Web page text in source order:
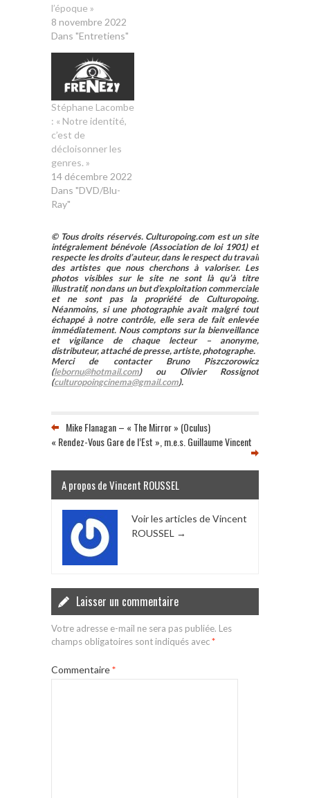
l’époque »
8 novembre 2022
Dans "Entretiens"
Stéphane Lacombe
: « Notre identité,
c’est de
décloisonner les
genres. »
14 décembre 2022
Dans "DVD/Blu-
Ray"
© Tous droits réservés. Culturopoing.com est un site
intégralement bénévole (Association de loi 1901) et
respecte les droits d’auteur, dans le respect du travail
des artistes que nous cherchons à valoriser. Les
photos visibles sur le site ne sont là qu’à titre
illustratif, non dans un but d’exploitation commerciale
et ne sont pas la propriété de Culturopoing.
Néanmoins, si une photographie avait malgré tout
échappé à notre contrôle, elle sera de fait enlevée
immédiatement. Nous comptons sur la bienveillance
et vigilance de chaque lecteur – anonyme,
distributeur, attaché de presse, artiste, photographe.
Merci de contacter Bruno Piszczorowicz
(lebornu@hotmail.com) ou Olivier Rossignot
(culturopoingcinema@gmail.com).
Mike Flanagan – « The Mirror » (Oculus)
« Rendez-Vous Gare de l’Est », m.e.s. Guillaume Vincent
A propos de Vincent ROUSSEL
Voir les articles de Vincent
ROUSSEL →
Laisser un commentaire
Votre adresse e-mail ne sera pas publiée. Les
champs obligatoires sont indiqués avec*
Commentaire*